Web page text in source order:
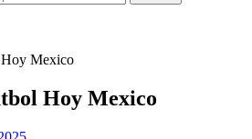
Hoy Mexico
Hoy Mexico